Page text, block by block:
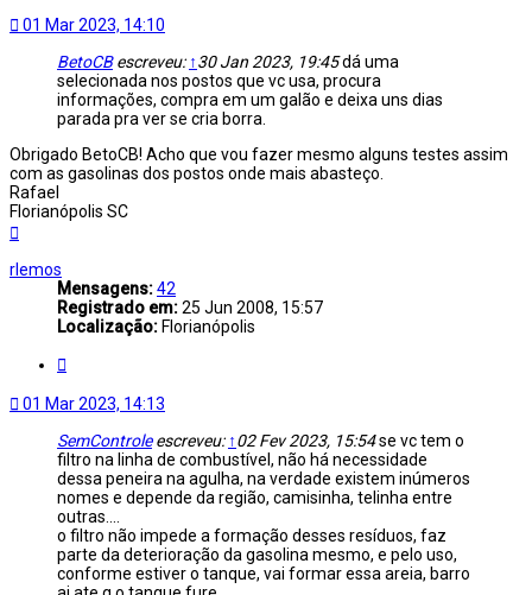
01 Mar 2023, 14:10
BetoCBescreveu: ↑30 Jan 2023, 19:45dá uma
selecionada nos postos que vc usa, procura
informações, compra em um galão e deixa uns dias
parada pra ver se cria borra.
Obrigado BetoCB! Acho que vou fazer mesmo alguns testes assim
com as gasolinas dos postos onde mais abasteço.
Rafael
Florianópolis SC
topo
rlemos
Mensagens:42
Registrado em:25 Jun 2008, 15:57
Localização: Florianópolis
01 Mar 2023, 14:13
SemControleescreveu: ↑02 Fev 2023, 15:54se vc tem o
filtro na linha de combustível, não há necessidade
dessa peneira na agulha, na verdade existem inúmeros
nomes e depende da região, camisinha, telinha entre
outras....
o filtro não impede a formação desses resíduos, faz
parte da deterioração da gasolina mesmo, e pelo uso,
conforme estiver o tanque, vai formar essa areia, barro